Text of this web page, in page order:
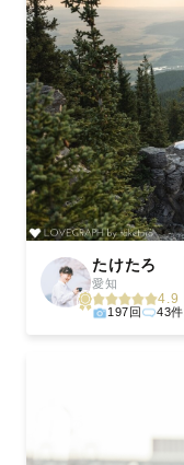
たけたろ
愛知
4.9
197回 43件